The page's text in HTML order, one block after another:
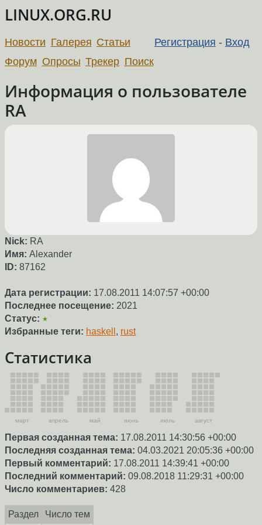
LINUX.ORG.RU
Регистрация - Вход
Новости Галерея Статьи
Форум Опросы Трекер Поиск
Информация о пользователе
RA
Nick: RA
Имя: Alexander
ID: 87162
Дата регистрации: 17.08.2011 14:07:57 +00:00
Последнее посещение: 2021
Статус: ★
Избранные теги: haskell , rust
Статистика
март апрель май июнь июль август
Первая созданная тема: 17.08.2011 14:30:56 +00:00
Последняя созданная тема: 04.03.2021 20:05:36 +00:00
Первый комментарий: 17.08.2011 14:39:41 +00:00
Последний комментарий: 09.08.2018 11:29:31 +00:00
Число комментариев: 428
Раздел Число тем